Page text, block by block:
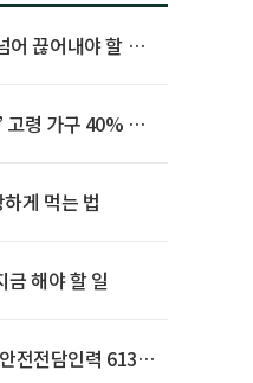
어 끊어내야 할 사
고령 가구 40% 노
게 먹는 법
금 해야 할 일
전전담인력 613명